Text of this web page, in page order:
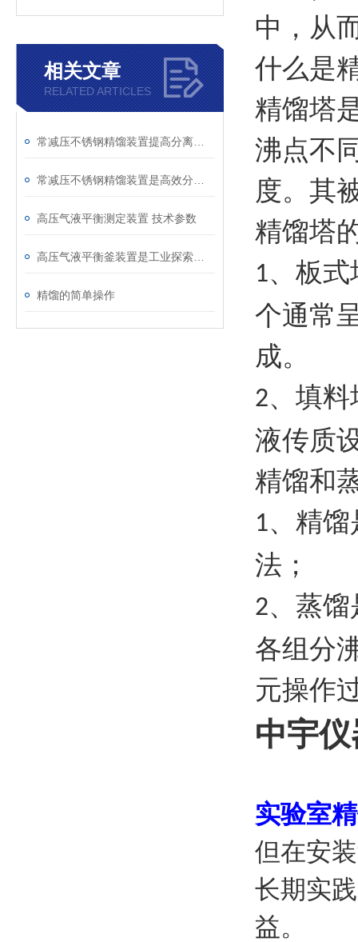
相关文章
RELATED ARTICLES
高压气液平衡测定装置 技术参数
精馏的简单操作
中，从
什么是
精馏塔
沸点不
度。其
精馏塔
1、板
个通常
成。
2、填
液传质
精馏和
1、精
法；
2、蒸
各组分
元操作
中宇
实验室
但在安
长期实
益。